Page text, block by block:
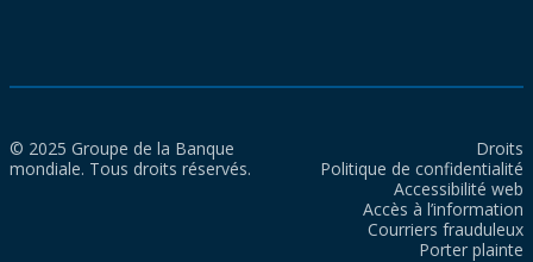
© 2025 Groupe de la Banque
mondiale. Tous droits réservés.
Droits
Politique de confidentialité
Accessibilité web
Accès à l’information
Courriers frauduleux
Porter plainte